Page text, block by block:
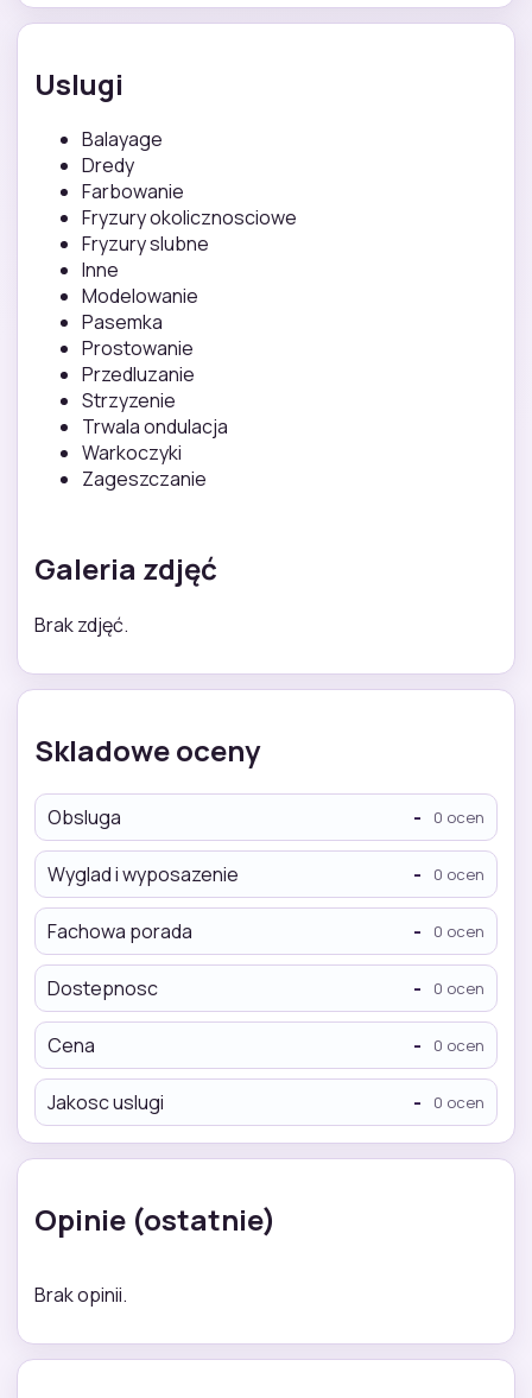
Uslugi
Balayage
Dredy
Farbowanie
Fryzury okolicznosciowe
Fryzury slubne
Inne
Modelowanie
Pasemka
Prostowanie
Przedluzanie
Strzyzenie
Trwala ondulacja
Warkoczyki
Zageszczanie
Galeria zdjęć
Brak zdjęć.
Skladowe oceny
Obsluga - 0 ocen
Wyglad i wyposazenie - 0 ocen
Fachowa porada - 0 ocen
Dostepnosc - 0 ocen
Cena - 0 ocen
Jakosc uslugi - 0 ocen
Opinie (ostatnie)
Brak opinii.